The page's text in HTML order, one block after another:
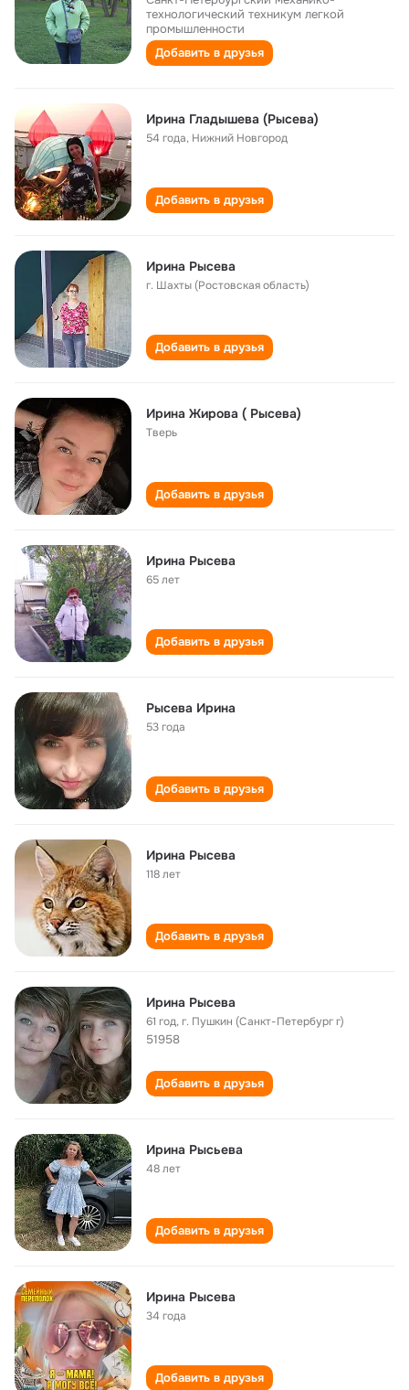
технологический техникум легкой
промышленности
Добавить в друзья
Ирина Гладышева (Рысева)
54 года, Нижний Новгород
Добавить в друзья
Ирина Рысева
г. Шахты (Ростовская область)
Добавить в друзья
Ирина Жирова ( Рысева)
Тверь
Добавить в друзья
Ирина Рысева
65 лет
Добавить в друзья
Рысева Ирина
53 года
Добавить в друзья
Ирина Рысева
118 лет
Добавить в друзья
Ирина Рысева
61 год,г. Пушкин (Санкт-Петербург г)
51958
Добавить в друзья
Ирина Рысьева
48 лет
Добавить в друзья
Ирина Рысева
34 года
Добавить в друзья